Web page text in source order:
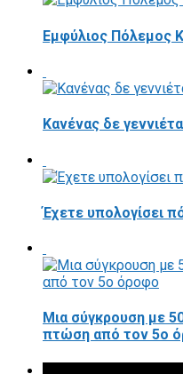
Εμφύλιος Πόλεμος
Κανένας δε
Έχετε υπολογίσει
Μια σύγκρουση με
πτώση από τον 5ο